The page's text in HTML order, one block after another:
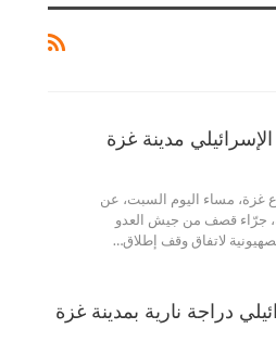
مدينة غزة
غزة، مساء اليوم السبت، عن
جرّاء قصف من جيش العدو
لاتفاق وقف إطلاق…
دراجة نارية بمدينة غزة